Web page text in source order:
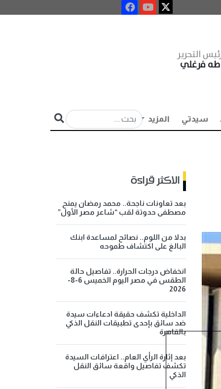
التحرير
طه فرغلي
سيدتي المزيد
الاكثر قراءة
بعد تعاونات ناجحة.. محمد رمضان يمنح
مصطفى حدوتة لقب “شاعر مصر الأول”
بدلا من اللوم.. نصائح لمساعدة ابنك
البالغ على اكتشاف طموحه
انخفاض درجات الحرارة.. تفاصيل حالة
الطقس في مصر اليوم الخميس 6-8-
2026
الداخلية تكشف حقيقة ادعاءات سيدة
ضد سائق بإحدى تطبيقات النقل الذكي
بالقاهرة
بعد إثارة الرأي العام.. اعترافات السيدة
تكشف تفاصيل واقعة سائق النقل
الذكي